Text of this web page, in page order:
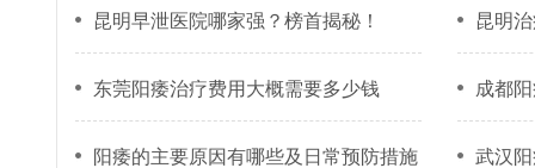
昆明早泄医院哪家强？榜首揭秘！ 昆明
东莞阳痿治疗费用大概需要多少钱 成都
阳痿的主要原因有哪些及日常预防措施 武汉